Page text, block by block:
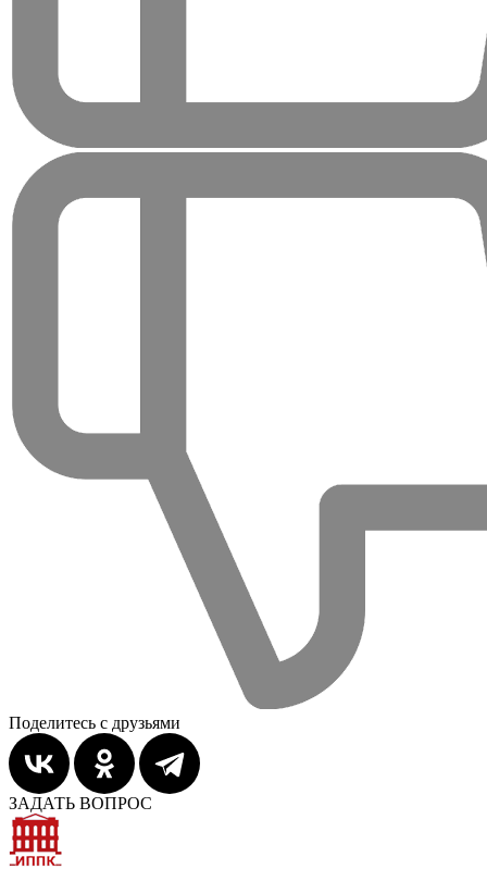
Поделитесь с друзьями
ЗАДАТЬ ВОПРОС